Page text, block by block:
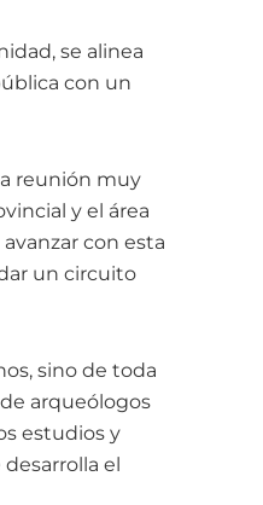
se alinea
con un
reunión muy
y el área
con esta
un circuito
sino de toda
arqueólogos
estudios y
el